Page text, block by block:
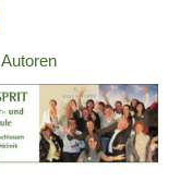
Autoren